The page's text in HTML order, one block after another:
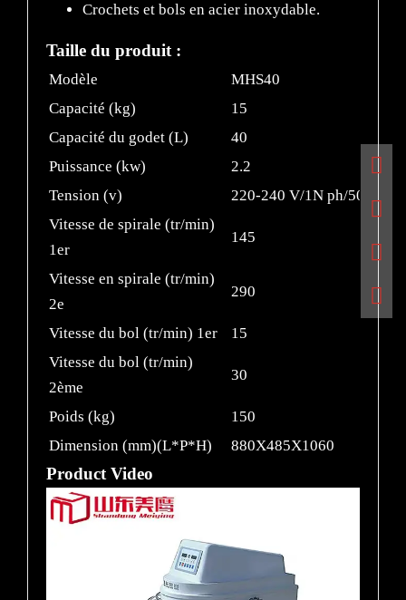
Crochets et bols en acier inoxydable.
Taille du produit :
Modèle
MHS40
Capacité (kg)
15
Capacité du godet (L)
40
Puissance (kw)
2.2
Tension (v)
220-240 V/1N ph/50 Hz
Vitesse de spirale (tr/min)
1er
145
Vitesse en spirale (tr/min)
2e
290
Vitesse du bol (tr/min) 1er
15
Vitesse du bol (tr/min)
2ème
30
Poids (kg)
150
Dimension (mm)(L*P*H)
880X485X1060
Product Video